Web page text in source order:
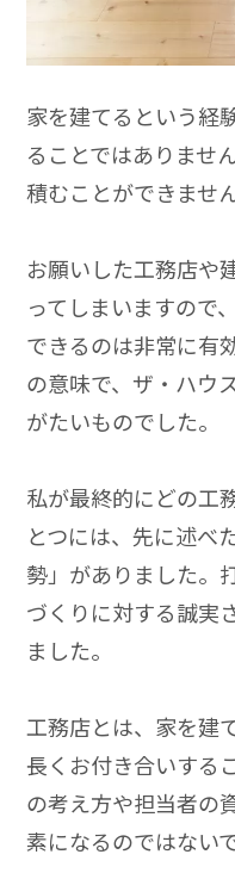
家を建てるという経
ることではありませ
積むことができません
お願いした工務店や
ってしまいますので
できるのは非常に有
の意味で、ザ・ハウ
がたいものでした。
私が最終的にどの工
とつには、先に述べ
勢」がありました。
づくりに対する誠実
ました。
工務店とは、家を建
長くお付き合いする
の考え方や担当者の
素になるのではない